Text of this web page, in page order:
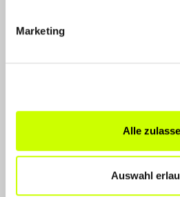
Marketing
Alle
Auswahl
LET'S CONNECT
WhatsApp
FÜR UNTERNEHMER
Produkte & Lösungen